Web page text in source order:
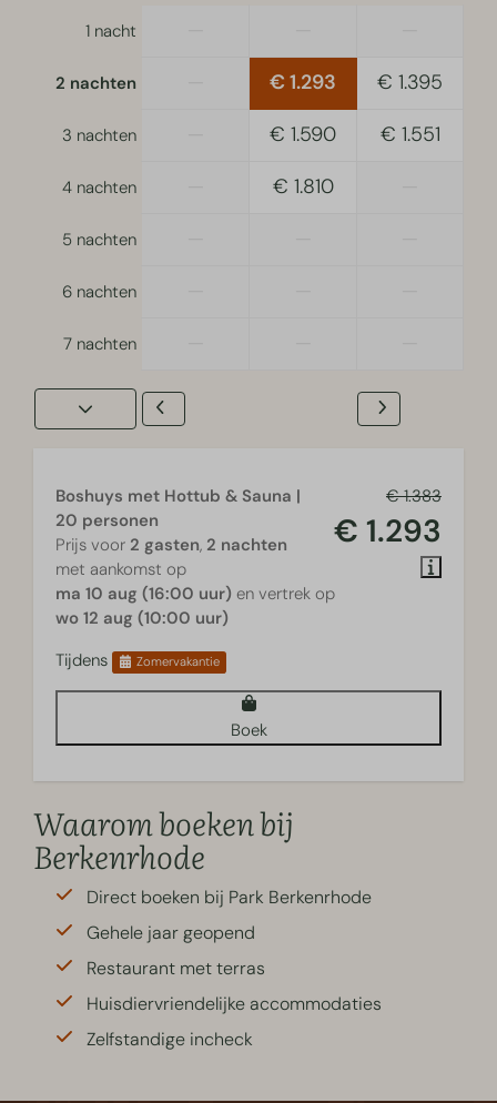
1 nacht
2 nachten € 1.293 € 1.395
3 nachten € 1.590 € 1.551
4 nachten € 1.810
5 nachten
6 nachten
7 nachten
€ 1.383
€ 1.293
Boshuys met Hottub & Sauna |
20 personen
Prijs voor 2 gasten, 2 nachten
met aankomst op
ma 10 aug (16:00 uur) en vertrek op
wo 12 aug (10:00 uur)
Tijdens
Zomervakantie
Boek
Waarom boeken bij
Berkenrhode
Direct boeken bij Park Berkenrhode
Gehele jaar geopend
Restaurant met terras
Huisdiervriendelijke accommodaties
Zelfstandige incheck